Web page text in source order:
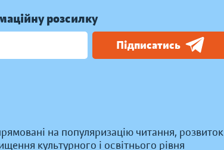
розсилку
Підписатись
на популяризацію читання, розвиток
культурного і освітнього рівня